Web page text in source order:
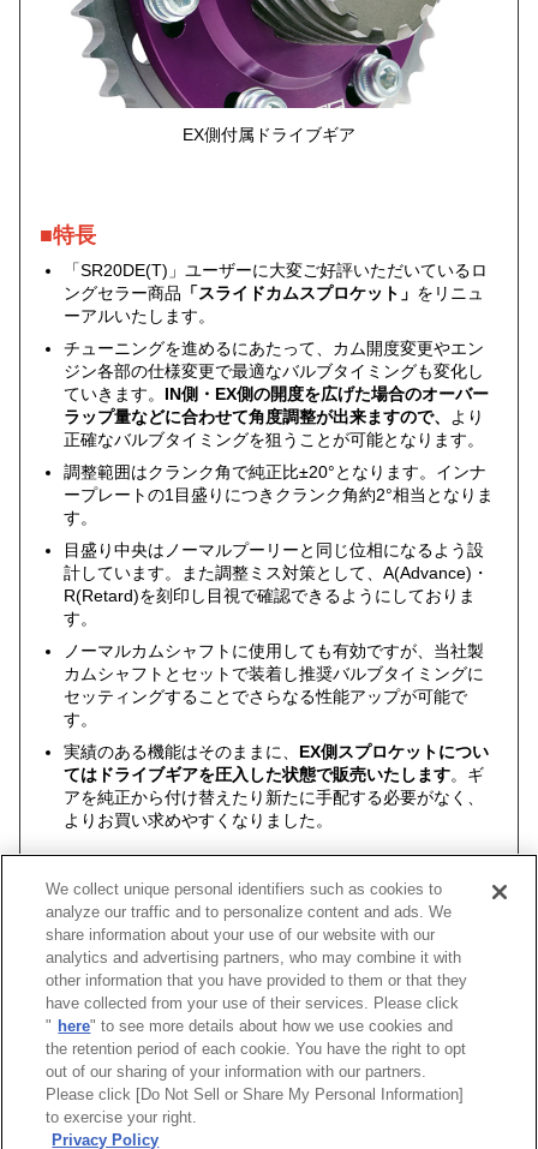
EX側付属ドライブギア
■特長
「SR20DE(T)」ユーザーに大変ご好評いただいているロ
ングセラー商品 「スライドカムスプロケット」 をリニュ
ーアルいたします。
チューニングを進めるにあたって、カム開度変更やエン
ジン各部の仕様変更で最適なバルブタイミングも変化し
ていきます。 IN側・EX側の開度を広げた場合のオーバー
ラップ量などに合わせて角度調整が出来ますので、
より
正確なバルブタイミングを狙うことが可能となります。
調整範囲はクランク角で純正比±20°となります。インナ
ープレートの1目盛りにつきクランク角約2°相当となりま
す。
目盛り中央はノーマルプーリーと同じ位相になるよう設
計しています。また調整ミス対策として、A(Advance)・
R(Retard)を刻印し目視で確認できるようにしておりま
す。
ノーマルカムシャフトに使用しても有効ですが、当社製
カムシャフトとセットで装着し推奨バルブタイミングに
セッティングすることでさらなる性能アップが可能で
す。
実績のある機能はそのままに、 EX側スプロケットについ
てはドライブギアを圧入した状態で販売いたします。ギ
アを純正から付け替えたり新たに手配する必要がなく、
よりお買い求めやすくなりました。
エンジン型式 タイプ コードNo.
SR20DE(T) アルミスライドスプロケット 22004-AN003
]
We collect unique personal identifiers such as cookies to
analyze our traffic and to personalize content and ads. We
share information about your use of our website with our
analytics and advertising partners, who may combine it with
other information that you have provided to them or that they
have collected from your use of their services. Please click
" here" to see more details about how we use cookies and
the retention period of each cookie. You have the right to opt
out of our sharing of your information with our partners.
Please click [Do Not Sell or Share My Personal Information]
to exercise your right.
Privacy Policy